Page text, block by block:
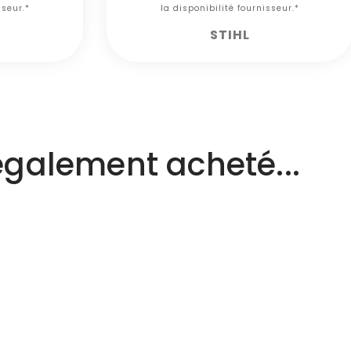
la disponibilité fournisseur.*
STIHL
acheté...